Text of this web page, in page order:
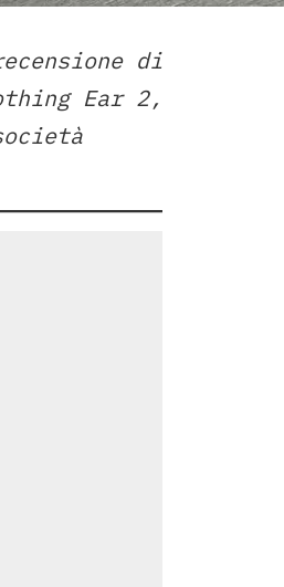
di
Ear 2,